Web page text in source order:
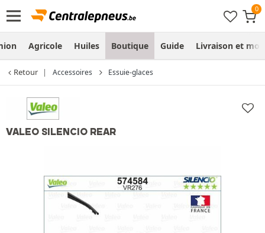
Agricole Huiles Boutique Guide Livraison et
Retour Accessoires Essuie-glaces
VALEO SILENCIO REAR